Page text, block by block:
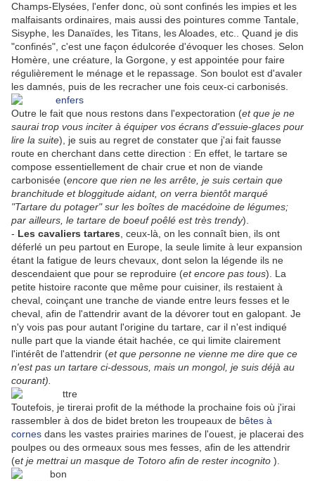
Champs-Elysées, l'enfer donc, où sont confinés les impies et les
malfaisants ordinaires, mais aussi des pointures comme Tantale,
Sisyphe, les Danaïdes, les Titans, les Aloades, etc.. Quand je dis
"confinés", c'est une façon édulcorée d'évoquer les choses. Selon
Homère, une créature, la Gorgone, y est appointée pour faire
régulièrement le ménage et le repassage. Son boulot est d'avaler
les damnés, puis de les recracher une fois ceux-ci carbonisés.
Outre le fait que nous restons dans l'expectoration (et que je ne
saurai trop vous inciter à équiper vos écrans d'essuie-glaces pour
lire la suite), je suis au regret de constater que j'ai fait fausse
route en cherchant dans cette direction : En effet, le tartare se
compose essentiellement de chair crue et non de viande
carbonisée (encore que rien ne les arrête, je suis certain que
branchitude et bloggitude aidant, on verra bientôt marqué
"Tartare du potager" sur les boîtes de macédoine de légumes;
par ailleurs, le tartare de boeuf poêlé est très trendy).
- Les cavaliers tartares , ceux-là, on les connaît bien, ils ont
déferlé un peu partout en Europe, la seule limite à leur expansion
étant la fatigue de leurs chevaux, dont selon la légende ils ne
descendaient que pour se reproduire (et encore pas tous). La
petite histoire raconte que même pour cuisiner, ils restaient à
cheval, coinçant une tranche de viande entre leurs fesses et le
cheval, afin de l'attendrir avant de la dévorer tout en galopant. Je
n'y vois pas pour autant l'origine du tartare, car il n'est indiqué
nulle part que la viande était hachée, ce qui limite clairement
l'intérêt de l'attendrir (et que personne ne vienne me dire que ce
n'est pas un tartare ci-dessous, mais un mongol, je suis déjà au
courant).
Toutefois, je tirerai profit de la méthode la prochaine fois où j'irai
rassembler à dos de bidet breton les troupeaux de bêtes à
cornes dans les vastes prairies marines de l'ouest, je placerai des
poulpes ou des ormeaux sous mes fesses, afin de les attendrir
(et je mettrai un masque de Totoro afin de rester incognito ).